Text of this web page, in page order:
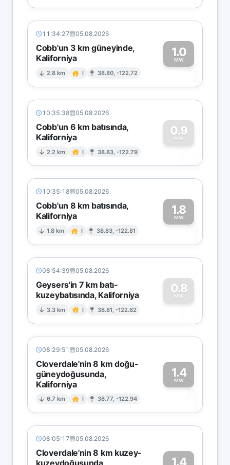
11:34:27 05.08.2026
Cobb'un 3 km güneyinde,
Kaliforniya
2.8 km I 38.80, -122.72
1.0
MW1
10:35:38 05.08.2026
Cobb'un 6 km batısında,
Kaliforniya
2.2 km I 38.83, -122.79
0.9
MW
0
10:35:18 05.08.2026
Cobb'un 8 km batısında,
Kaliforniya
1.8 km I 38.83, -122.81
1.8
MW1
08:54:39 05.08.2026
Geysers'in 7 km batı-
kuzeybatısında, Kaliforniya
3.3 km I 38.81, -122.82
0.8
MW
0
08:29:51 05.08.2026
Cloverdale'nin 8 km doğu-
güneydoğusunda,
Kaliforniya
6.7 km I 38.77, -122.94
1.4
MW
1
08:05:17 05.08.2026
Cloverdale'nin 8 km kuzey-
1.4